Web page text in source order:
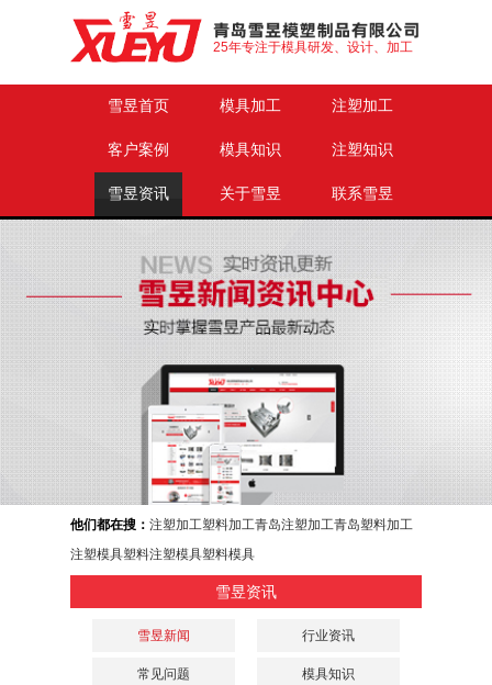
25年专注于模具研发、设计、加工
雪昱首页 模具加工 注塑加工
客户案例 模具知识 注塑知识
雪昱资讯 关于雪昱 联系雪昱
他们都在搜： 注塑加工塑料加工青岛注塑加工青岛塑料加工
注塑模具塑料注塑模具塑料模具
雪昱资讯
雪昱新闻 行业资讯
常见问题 模具知识